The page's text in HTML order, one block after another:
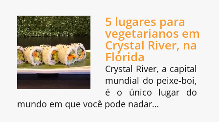
5 lugares para
vegetarianos em
Crystal River, na
Flórida
Crystal River, a capital
mundial do peixe-boi,
é o único lugar do
mundo em que você pode nadar…